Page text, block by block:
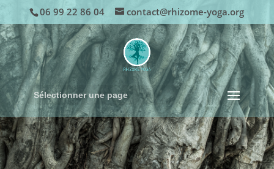
06 99 22 86 04 contact@rhizome-yoga.org
Sélectionner une page